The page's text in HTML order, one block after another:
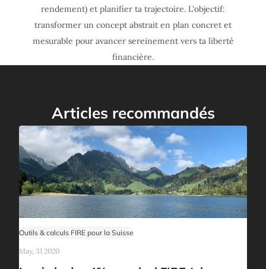
rendement) et planifier ta trajectoire. L'objectif:
transformer un concept abstrait en plan concret et
mesurable pour avancer sereinement vers ta liberté
financière.
Articles recommandés
Outils & calculs FIRE pour la Suisse
May, 31 2020